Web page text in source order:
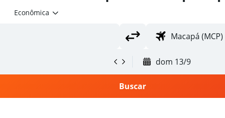
Econômica
dom 13/9
Buscar